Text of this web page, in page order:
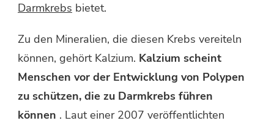
Darmkrebs bietet.
Zu den Mineralien, die diesen Krebs vereiteln
können, gehört Kalzium. Kalzium scheint
Menschen vor der Entwicklung von Polypen
zu schützen, die zu Darmkrebs führen
können . Laut einer 2007 veröffentlichten